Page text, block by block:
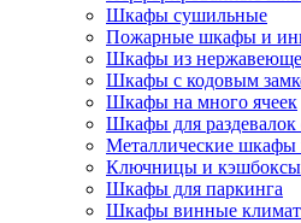
Шкафы сушильные
Пожарные шкафы и
Шкафы из
Шкафы с кодовым
Шкафы на много ячеек
Шкафы для раздевалок
Металлические шкафы
Ключницы и кэшбоксы
Шкафы для паркинга
Шкафы винные